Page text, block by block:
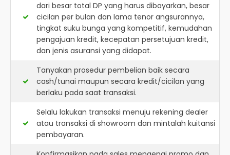
dari besar total DP yang harus dibayarkan, besar
cicilan per bulan dan lama tenor angsurannya,
tingkat suku bunga yang kompetitif, kemudahan
pengajuan kredit, kecepatan persetujuan kredit,
dan jenis asuransi yang didapat.
Tanyakan prosedur pembelian baik secara
cash/tunai maupun secara kredit/cicilan yang
berlaku pada saat transaksi.
Selalu lakukan transaksi menuju rekening dealer
atau transaksi di showroom dan mintalah kuitansi
pembayaran.